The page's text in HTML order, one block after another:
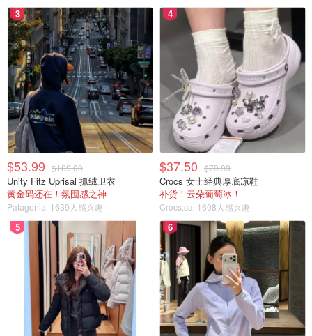
3
$53.99 $109.00
Unity Fitz Uprisal 抓绒卫衣
黄金码还在！氛围感之神
Patagonia 1639人感兴趣
4
$37.50 $79.99
Crocs 女士经典厚底凉鞋
补货！云朵葡萄冰！
Crocs.ca 1608人感兴趣
5 6